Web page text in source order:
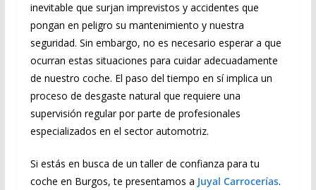
inevitable que surjan imprevistos y accidentes que
pongan en peligro su mantenimiento y nuestra
seguridad. Sin embargo, no es necesario esperar a que
ocurran estas situaciones para cuidar adecuadamente
de nuestro coche. El paso del tiempo en sí implica un
proceso de desgaste natural que requiere una
supervisión regular por parte de profesionales
especializados en el sector automotriz.
Si estás en busca de un taller de confianza para tu
coche en Burgos, te presentamos a Juyal Carrocerías.